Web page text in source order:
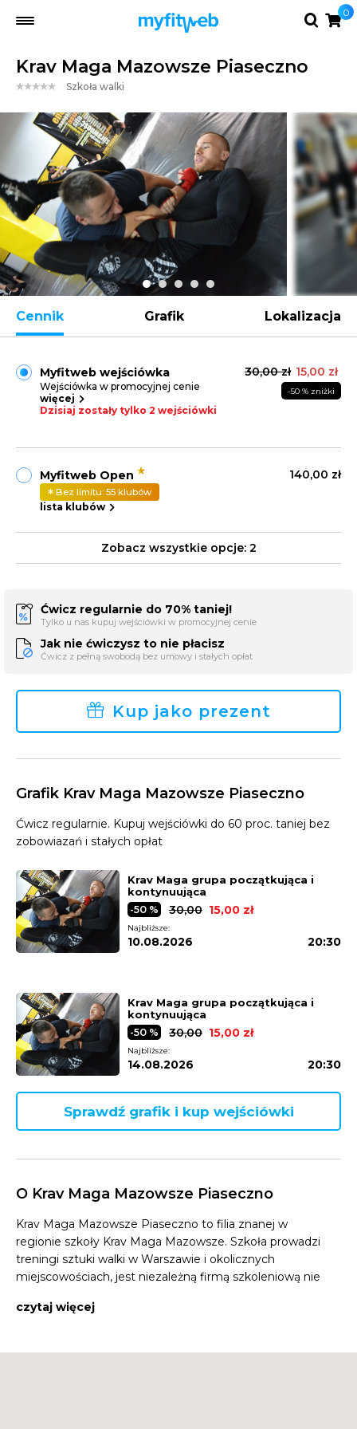
0
Krav Maga Mazowsze Piaseczno
Szkoła walki
Cennik Grafik Lokalizacja
Myfitweb wejściówka
Wejściówka w promocyjnej cenie
więcej
Dzisiaj zostały tylko 2 wejściówki
30,00 zł 15,00 zł
-50 % zniżki
Myfitweb Open
Bez limitu: 55 klubów
lista klubów
140,00 zł
Zobacz wszystkie opcje:2
Ćwicz regularnie do 70% taniej!
Tylko u nas kupuj wejściówki w promocyjnej cenie
Jak nie ćwiczysz to nie płacisz
Ćwicz z pełną swobodą bez umowy i stałych opłat
Kup jako prezent
Grafik Krav Maga Mazowsze Piaseczno
Ćwicz regularnie. Kupuj wejściówki do 60 proc. taniej bez
zobowiazań i stałych opłat
Krav Maga grupa początkująca i
kontynuująca
-50 % 30,00 15,00 zł
Najbliższe:
10.08.2026 20:30
Krav Maga grupa początkująca i
kontynuująca
-50 % 30,00 15,00 zł
Najbliższe:
14.08.2026 20:30
Sprawdź grafik i kup wejściówki
O Krav Maga Mazowsze Piaseczno
Krav Maga Mazowsze Piaseczno to filia znanej w
regionie szkoły Krav Maga Mazowsze. Szkoła prowadzi
treningi sztuki walki w Warszawie i okolicznych
miejscowościach, jest niezależną firmą szkoleniową nie
wolność wyboru w zakresie współpracy z najlepszymi
czytaj więcej